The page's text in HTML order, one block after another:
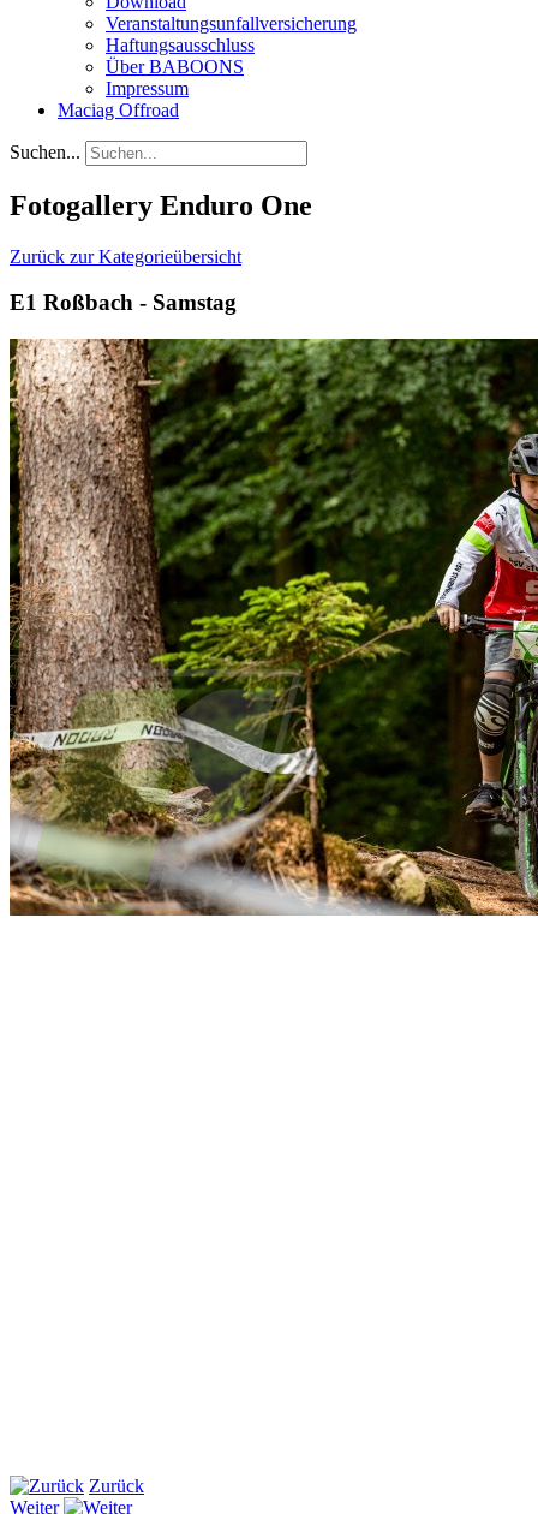
Veranstaltungsunfallversicherung
Haftungsausschluss
Über BABOONS
Impressum
Maciag Offroad
Suchen...
Fotogallery Enduro One
Zurück zur Kategorieübersicht
E1 Roßbach - Samstag
Zurück
Weiter